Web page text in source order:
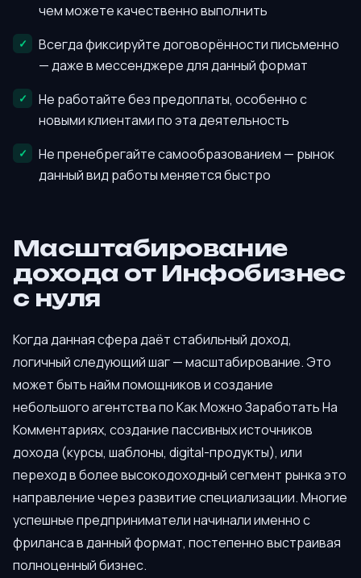
чем можете качественно выполнить
Всегда фиксируйте договорённости письменно
— даже в мессенджере для данный формат
Не работайте без предоплаты, особенно с
новыми клиентами по эта деятельность
Не пренебрегайте самообразованием — рынок
данный вид работы меняется быстро
Масштабирование
дохода от Инфобизнес
с нуля
Когда данная сфера даёт стабильный доход,
логичный следующий шаг — масштабирование. Это
может быть найм помощников и создание
небольшого агентства по Как Можно Заработать На
Комментариях, создание пассивных источников
дохода (курсы, шаблоны, digital-продукты), или
переход в более высокодоходный сегмент рынка это
направление через развитие специализации. Многие
успешные предприниматели начинали именно с
фриланса в данный формат, постепенно выстраивая
полноценный бизнес.